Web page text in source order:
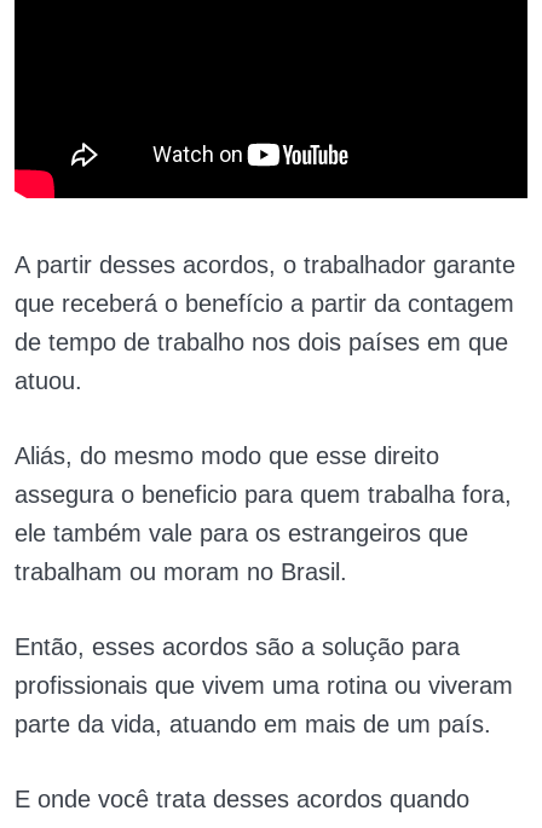
A partir desses acordos, o trabalhador garante
que receberá o benefício a partir da contagem
de tempo de trabalho nos dois países em que
atuou.
Aliás, do mesmo modo que esse direito
assegura o beneficio para quem trabalha fora,
ele também vale para os estrangeiros que
trabalham ou moram no Brasil.
Então, esses acordos são a solução para
profissionais que vivem uma rotina ou viveram
parte da vida, atuando em mais de um país.
E onde você trata desses acordos quando